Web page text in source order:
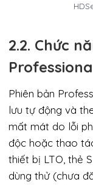
2.2. Chức
Phiên bản
lưu tự động và
mất mát do lỗi
độc hoặc thao
thiết bị LTO, thẻ
dùng thử (chưa